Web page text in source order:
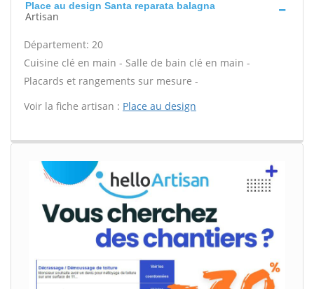
Place au design Santa reparata balagna
Artisan
Département: 20
Cuisine clé en main - Salle de bain clé en main -
Placards et rangements sur mesure -
Voir la fiche artisan : Place au design